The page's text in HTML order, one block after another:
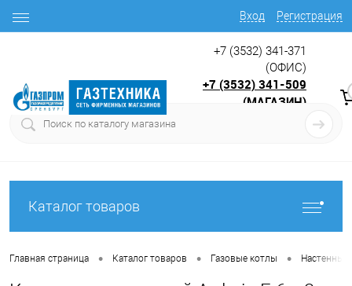
Вход Регистрация
+7 (3532) 341-371
(ОФИС)
+7 (3532) 341-509
(МАГАЗИН)
Каталог товаров
Главная страница • Каталог товаров • Газовые котлы • Настенные